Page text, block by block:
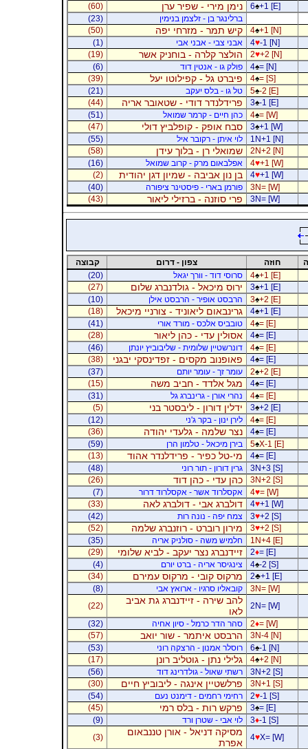
6♠+1 [E] נימן מירי - שפיר ערן
(60)
ברלינגר בן - זלצמן בנימין
(23)
4♠+1 [N] קיש תמר - מזרחי יפה
(50)
4♥-1 [N] אבני צבי - אבני אבי
(1)
2♥+2 [N] הולצר קלרה - בוחניק אשר
(19)
4♠= [N] פולק גו - אנטין דוד
(6)
4♠= [S] פיברט גל - קפילוטו יעל
(39)
5♠-2 [E] טל גו - בלס יעקב
(21)
3♠-1 [E] פרידלנדר דודי - שטאובר אריה
(44)
4♠= [W] כהן חיים - קרמר שמואל
(51)
3♠+1 [W] סבח אופק - קופלביץ דולי
(47)
1N+1 [N]
לוי איתן - רקובר איל
(55)
2N+2 [N]
שמואלי רן - בלוך עידן
(58)
4♥+1 [W] אפלבאום מרק - קרוב שמואל
(16)
4♥+1 [W] בן נון אביבה - שמיון דגן יהודית
(2)
3N= [W]
פורמן בארי - פיסטינר ציפורה
(40)
3N= [W]
פרי סוזנה - ברזילי ליאור (43)
חוזה צפון - דרום
קבוצה
4♠+1 [E] סרוסי דוד - וורך יגאל
(20)
3♠+1 [E] ירוס מיכאל - גולדנברג שלום
(27)
3♠+2 [E] הרבסט אופיר - הרבסט אילן
(10)
4♠+1 [E] גרינבאום ליאוניד - צורניי מיכאל
(18)
4♠= [E] טובביס אלכס - מורד אורי
(41)
4♠= [E] אסולין עדי - כהן ליאור
(28)
4♠= [E] דונרשטיין שלומית - שליבוביץ יונתן
(46)
4♠= [E] פאופנוב מקסים - זפדינסקי יבגני
(38)
2♠+2 [E] עומר זך - עומר יותם
(37)
4♠= [E] מגל אלדד - חביב משה
(15)
4♠= [E] נהרי אורן - גרינברג גל
(31)
3♠+2 [E] ידלין דורון - ליבסטר בני
(5)
4♠= [E] לירן ינון - בקר ג'ני
(12)
4♠= [E] נצר שלמה - גלעדי יהודה
(36)
5♠X-1 [E] בירן מיכאל - טלמון הרן
(59)
4♠= [E] מי-טל כפיר - פרידלנדר אהוד
(13)
3N+3 [S]
גרין דורון - תור רוני
(48)
3N+2 [S]
כהן עדי - כהן דוד
(26)
4♥= [W] אקסלרוד אשר - אקסלרוד דרור
(7)
4♥+1 [W] דולברג אבי - דולברג לאה
(33)
3♥+2 [S] צמח יפה - נונה רות
(42)
3♥+2 [S] מירון רוברט - רוזנברג שלמה
(52)
1N+4 [E]
חלמיש משה - סולניק אריה
(35)
2♦= [E] זיידנברג נצר יעקב - לביא שלומי
(29)
4♠-2 [S] צינגיסר אריה - ברט יורם
(4)
2♣+1 [E] מרקוס קובי - מרקוס עמירם
(34)
3N= [W]
קובאליו סרגיו - ארואץ אבי
(8)
2N= [W]
להב שירה - זיידנברג גת אביב
לאו
(22)
2♦= [W] סהר הדר כרמל - סיון אחיה
(32)
3N-4 [N]
הרבסט איתמר - שור יואב
(57)
6♠-1 [N] רוסלר אמנון - הרצקה רוני
(53)
4♠+2 [N] גלילי נתן - גוטליב רונן
(17)
3N+2 [S]
רשתי שאול - גולדרינג דוד
(56)
3N+1 [S]
פרלשטיין אינגה - ליבוביץ חיים
(30)
2♥-1 [S] רחימי רחמים - דימנט נעם
(54)
3♠= [E] פרקש רות - בלס רמי
(45)
3♦-1 [S] לוי אבי - שטרן ורד
(9)
4♥X= [W]
מסיקה דניאל - אורן טננבאום
אפרת
(3)